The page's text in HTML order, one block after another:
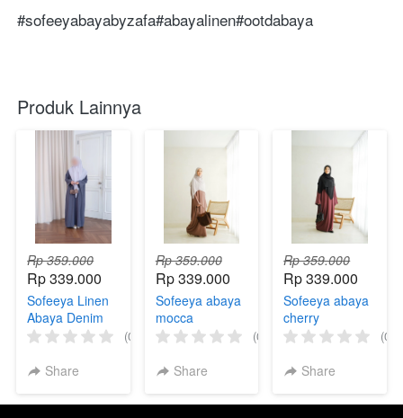
#sofeeyabayabyzafa#abayalinen#ootdabaya
Produk Lainnya
Rp 359.000
Rp 339.000
Sofeeya Linen
Abaya Denim
(0)
Share
Rp 359.000
Rp 339.000
Sofeeya abaya
mocca
(0)
Share
Rp 359.000
Rp 339.000
Sofeeya abaya
cherry
(0)
Share